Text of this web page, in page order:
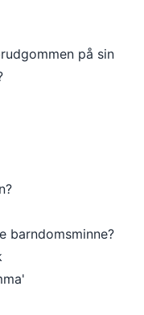
på sin
barndomsminne?